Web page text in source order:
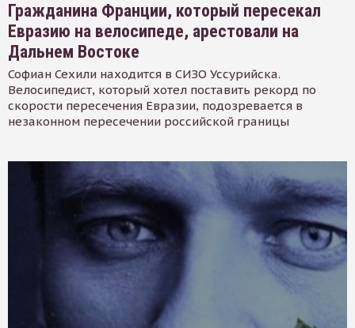
Гражданина Франции, который пересекал
Евразию на велосипеде, арестовали на
Дальнем Востоке
Софиан Сехили находится в СИЗО Уссурийска.
Велосипедист, который хотел поставить рекорд по
скорости пересечения Евразии, подозревается в
незаконном пересечении российской границы